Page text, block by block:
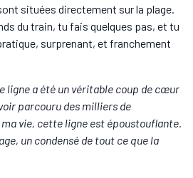
situées directement sur la plage.
du train, tu fais quelques pas, et tu
surprenant, et franchement
ligne a été un véritable coup de cœur
parcouru des milliers de
vie, cette ligne est époustouflante.
un condensé de tout ce que la